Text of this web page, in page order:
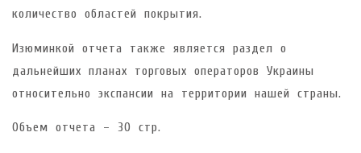
количество областей покрытия.
Изюминкой отчета также является раздел о
дальнейших планах торговых операторов Украины
относительно экспансии на территории нашей страны.
Объем отчета – 30 стр.